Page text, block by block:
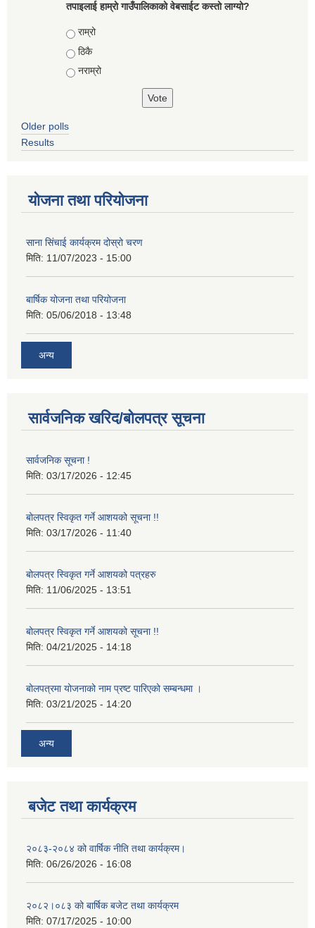
तपाइलाई हाम्रो गाउँपालिकाको वेबसाईट कस्तो लाग्यो?
Choices
राम्रो
ठिकै
नराम्रो
Older polls
Results
योजना तथा परियोजना
साना सिंचाई कार्यक्रम दोस्रो चरण
मिति: 11/07/2023 - 15:00
बार्षिक योजना तथा परियोजना
मिति: 05/06/2018 - 13:48
अन्य
सार्वजनिक खरिद/बोलपत्र सूचना
सार्वजनिक सूचना !
मिति: 03/17/2026 - 12:45
बोलपत्र स्विकृत गर्ने आशयको सूचना !!
मिति: 03/17/2026 - 11:40
बोलपत्र स्विकृत गर्ने आशयको पत्रहरु
मिति: 11/06/2025 - 13:51
बोलपत्र स्विकृत गर्ने आशयको सूचना !!
मिति: 04/21/2025 - 14:18
बोलपत्रमा योजनाको नाम प्रष्ट पारिएको सम्बन्धमा ।
मिति: 03/21/2025 - 14:20
अन्य
बजेट तथा कार्यक्रम
२०८३-२०८४ को वार्षिक नीति तथा कार्यक्रम।
मिति: 06/26/2026 - 16:08
२०८२।०८३ को बार्षिक बजेट तथा कार्यक्रम
मिति: 07/17/2025 - 10:00